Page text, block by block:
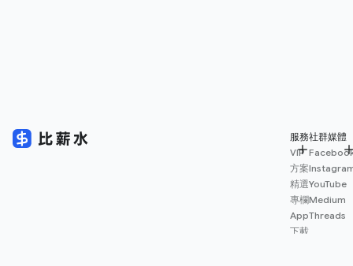
服務
VIP
方案
精選
專欄
App
下載
社群媒體
YouTube
Medium
Threads